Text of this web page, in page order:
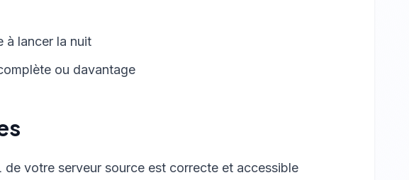
à lancer la nuit
ou davantage
de votre serveur source est correcte et accessible